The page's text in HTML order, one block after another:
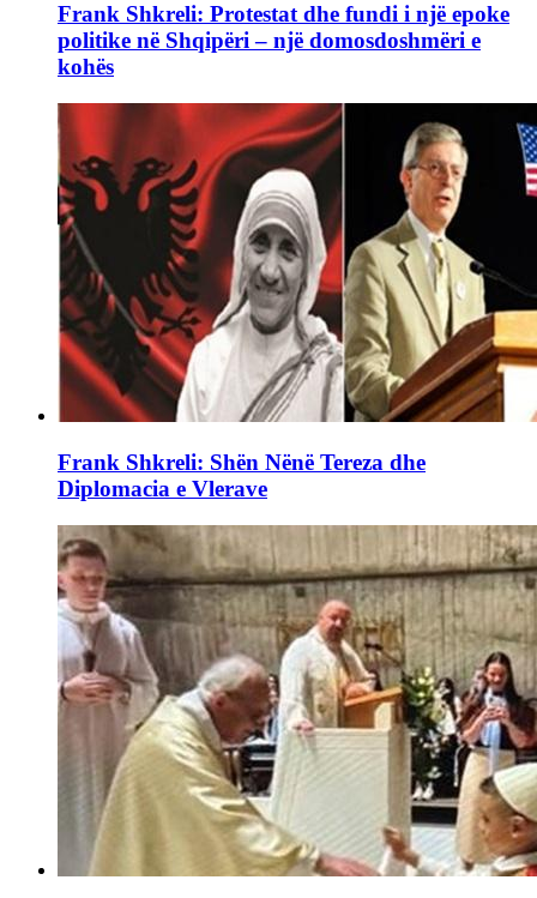
Frank Shkreli: Protestat dhe fundi i një epoke
politike në Shqipëri – një domosdoshmëri e
kohës
Frank Shkreli: Shën Nënë Tereza dhe
Diplomacia e Vlerave